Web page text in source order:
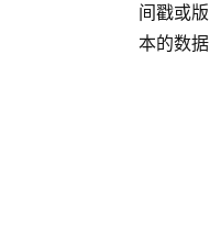
间戳或版
本的数据